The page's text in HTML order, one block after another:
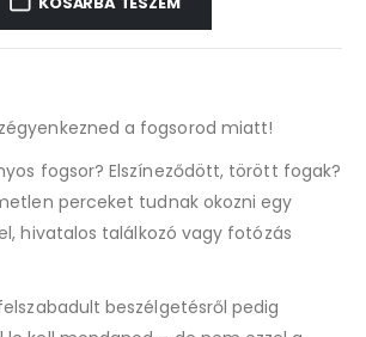
a fogsorod miatt!
fogsor? Elszíneződött, törött fogak?
perceket tudnak okozni egy
hivatalos találkozó vagy fotózás
beszélgetésről pedig